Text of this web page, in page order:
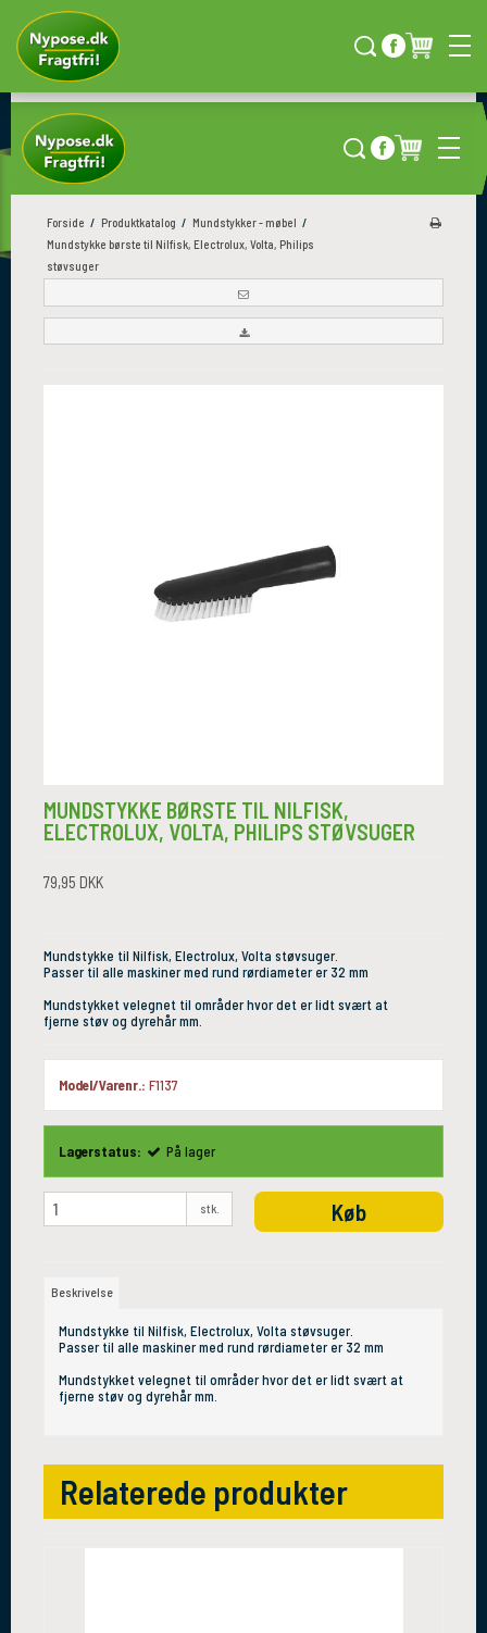
HURTIG LEVERING
Forside / Produktkatalog / Mundstykker - møbel /
Mundstykke børste til Nilfisk, Electrolux, Volta, Philips
støvsuger
MUNDSTYKKE BØRSTE TIL NILFISK,
ELECTROLUX, VOLTA, PHILIPS STØVSUGER
79,95 DKK
Mundstykke til Nilfisk, Electrolux, Volta støvsuger.
Passer til alle maskiner med rund rørdiameter er 32 mm
Mundstykket velegnet til områder hvor det er lidt svært at
fjerne støv og dyrehår mm.
Model/Varenr.: F1137
Lagerstatus: På lager
stk. Køb
Beskrivelse
Mundstykke til Nilfisk, Electrolux, Volta støvsuger.
Passer til alle maskiner med rund rørdiameter er 32 mm
Mundstykket velegnet til områder hvor det er lidt svært at
fjerne støv og dyrehår mm.
Relaterede produkter